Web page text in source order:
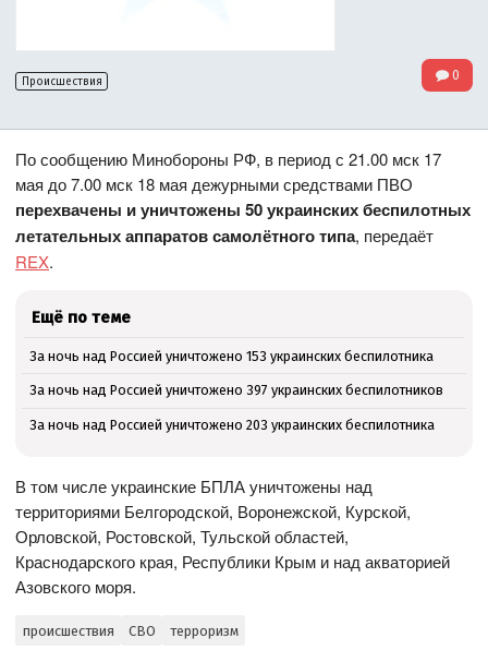
Происшествия 0
По сообщению Минобороны РФ, в период с 21.00 мск 17
мая до 7.00 мск 18 мая дежурными средствами ПВО
перехвачены и уничтожены 50 украинских беспилотных
летательных аппаратов самолётного типа, передаёт
REX.
Ещё по теме
За ночь над Россией уничтожено 153 украинских беспилотника
За ночь над Россией уничтожено 397 украинских беспилотников
За ночь над Россией уничтожено 203 украинских беспилотника
В том числе украинские БПЛА уничтожены над
территориями Белгородской, Воронежской, Курской,
Орловской, Ростовской, Тульской областей,
Краснодарского края, Республики Крым и над акваторией
Азовского моря.
происшествия СВО терроризм